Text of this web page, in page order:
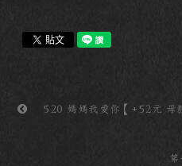
520 媽媽我愛你【+52元 母